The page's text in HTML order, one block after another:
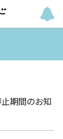
期間のお知